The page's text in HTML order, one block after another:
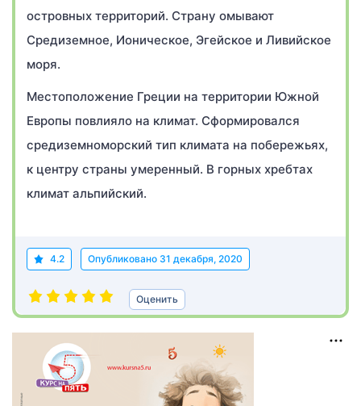
островных территорий. Страну омывают
Средиземное, Ионическое, Эгейское и Ливийское
моря.
Местоположение Греции на территории Южной
Европы повлияло на климат. Сформировался
средиземноморский тип климата на побережьях,
к центру страны умеренный. В горных хребтах
климат альпийский.
4.2 Опубликовано 31 декабря, 2020
Оценить